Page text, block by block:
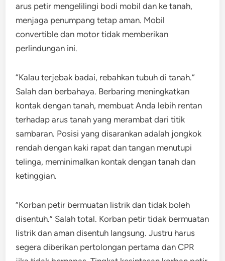
arus petir mengelilingi bodi mobil dan ke tanah,
menjaga penumpang tetap aman. Mobil
convertible dan motor tidak memberikan
perlindungan ini.
“Kalau terjebak badai, rebahkan tubuh di tanah.”
Salah dan berbahaya. Berbaring meningkatkan
kontak dengan tanah, membuat Anda lebih rentan
terhadap arus tanah yang merambat dari titik
sambaran. Posisi yang disarankan adalah jongkok
rendah dengan kaki rapat dan tangan menutupi
telinga, meminimalkan kontak dengan tanah dan
ketinggian.
“Korban petir bermuatan listrik dan tidak boleh
disentuh.” Salah total. Korban petir tidak bermuatan
listrik dan aman disentuh langsung. Justru harus
segera diberikan pertolongan pertama dan CPR